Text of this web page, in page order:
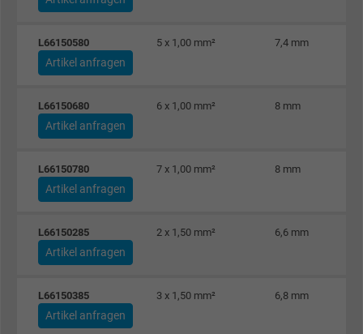
Anzeigenausrichtung und
L66150580 5 x 1,00 mm² 7,4 mm
Artikel anfragen
L66150680 6 x 1,00 mm² 8 mm
Artikel anfragen
L66150780 7 x 1,00 mm² 8 mm
Artikel anfragen
L66150285 2 x 1,50 mm² 6,6 mm
Artikel anfragen
L66150385 3 x 1,50 mm² 6,8 mm
Artikel anfragen